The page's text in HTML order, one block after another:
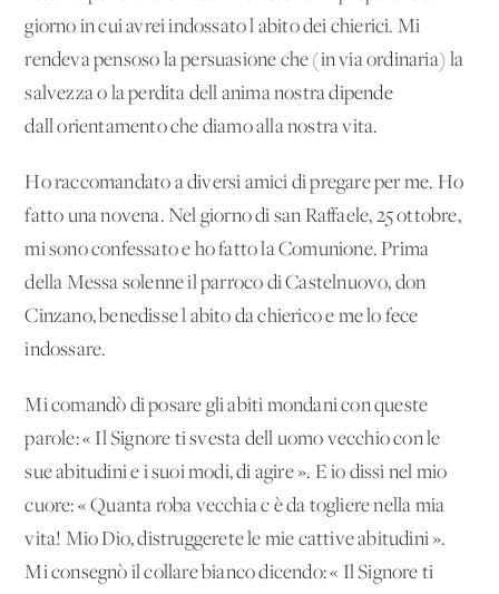
giorno in cui avrei indossato l'abito dei chierici. Mi
rendeva pensoso la persuasione che (in via ordinaria) la
salvezza o la perdita dell'anima nostra dipende
dall'orientamento che diamo alla nostra vita.
Ho raccomandato a diversi amici di pregare per me. Ho
fatto una novena. Nel giorno di san Raffaele, 25 ottobre,
mi sono confessato e ho fatto la Comunione. Prima
della Messa solenne il parroco di Castelnuovo, don
Cinzano, benedisse l'abito da chierico e me lo fece
indossare.
Mi comandò di posare gli abiti mondani con queste
parole: « Il Signore ti svesta dell'uomo vecchio con le
sue abitudini e i suoi modi, di agire ». E io dissi nel mio
cuore: « Quanta roba vecchia c'è da togliere nella mia
vita! Mio Dio, distruggerete le mie cattive abitudini ».
Mi consegnò il collare bianco dicendo: « Il Signore ti